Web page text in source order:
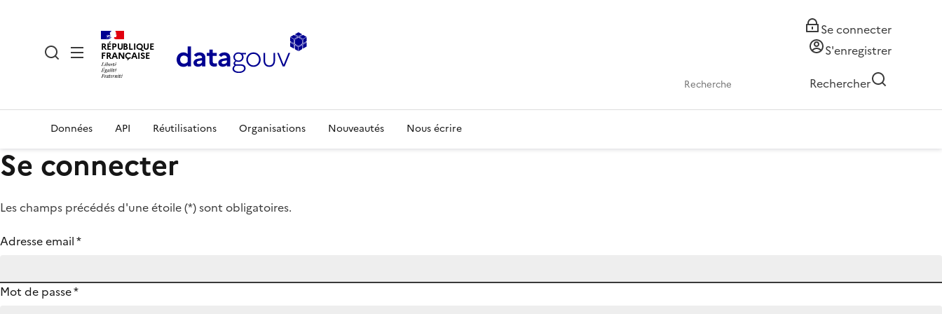
RÉPUBLIQUE
FRANÇAISE
Se connecter
S'enregistrer
Rechercher
Données API Réutilisations Organisations Nouveautés Nous écrire
Se connecter
Les champs précédés d'une étoile (*) sont obligatoires.
Adresse email*
Mot de passe*